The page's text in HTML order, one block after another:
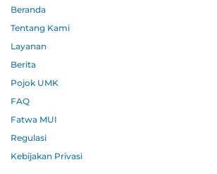
Beranda
Tentang Kami
Layanan
Berita
Pojok UMK
FAQ
Fatwa MUI
Regulasi
Kebijakan Privasi